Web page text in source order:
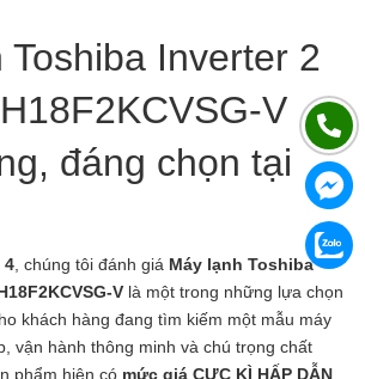
Toshiba Inverter 2
V
đáng chọn tại
4 , chúng tôi đánh giá Máy lạnh Toshiba
V là một trong những lựa chọn
khách hàng đang tìm kiếm một mẫu máy
vận hành thông minh và chú trọng chất
phẩm hiện có mức giá CỰC KÌ HẤP DẪN